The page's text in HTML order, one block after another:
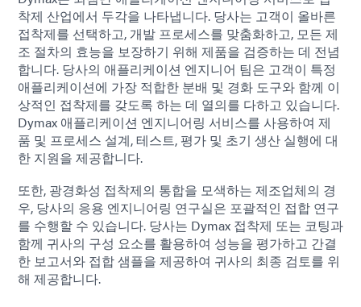
착제 산업에서 두각을 나타냅니다. 당사는 고객이 올바른
접착제를 선택하고, 개발 프로세스를 맞춤화하고, 모든 제
조 절차의 효능을 보장하기 위해 제품을 검증하는 데 전념
합니다. 당사의 애플리케이션 엔지니어 팀은 고객이 특정
애플리케이션에 가장 적합한 분배 및 경화 도구와 함께 이
상적인 접착제를 갖도록 하는 데 열의를 다하고 있습니다.
Dymax 애플리케이션 엔지니어링 서비스를 사용하여 제
품 및 프로세스 설계, 테스트, 평가 및 초기 생산 실행에 대
한 지원을 제공합니다.
또한, 광경화성 접착제의 통합을 모색하는 제조업체의 경
우, 당사의 응용 엔지니어링 연구실은 포괄적인 접합 연구
를 수행할 수 있습니다. 당사는 Dymax 접착제 또는 코팅과
함께 귀사의 구성 요소를 활용하여 성능을 평가하고 간결
한 보고서와 접합 샘플을 제공하여 귀사의 최종 검토를 위
해 제공합니다.